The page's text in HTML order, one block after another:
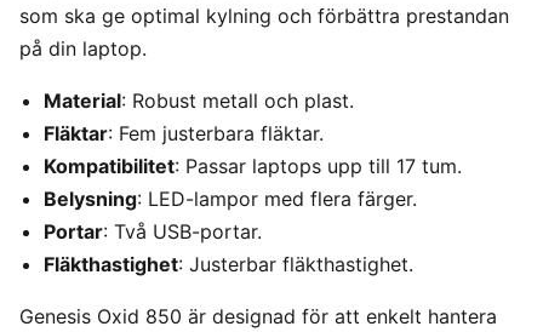
som ska ge optimal kylning och förbättra prestandan
på din laptop.
Material: Robust metall och plast.
Fläktar: Fem justerbara fläktar.
Kompatibilitet: Passar laptops upp till 17 tum.
Belysning: LED-lampor med flera färger.
Portar: Två USB-portar.
Fläkthastighet: Justerbar fläkthastighet.
Genesis Oxid 850 är designad för att enkelt hantera